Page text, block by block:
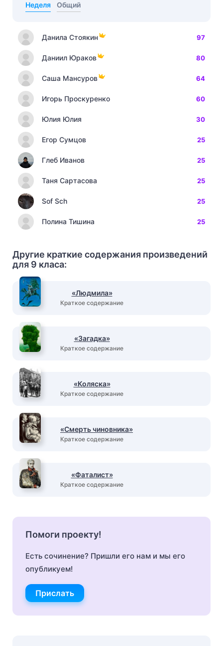
Неделя Общий
Данила Стоякин 97
Даниил Юраков 80
Саша Мансуров 64
Игорь Проскуренко 60
Юлия Юлия 30
Егор Сумцов 25
Глеб Иванов 25
Таня Сартасова 25
Sof Sch 25
Полина Тишина 25
Другие краткие содержания произведений
для 9 класа:
«Людмила»
Краткое содержание
«Загадка»
Краткое содержание
«Коляска»
Краткое содержание
«Смерть чиновника»
Краткое содержание
«Фаталист»
Краткое содержание
Помоги проекту!
Есть сочинение? Пришли его нам и мы его
опубликуем!
Прислать